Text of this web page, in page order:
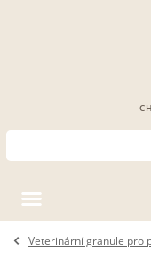
Veterinární granule pro